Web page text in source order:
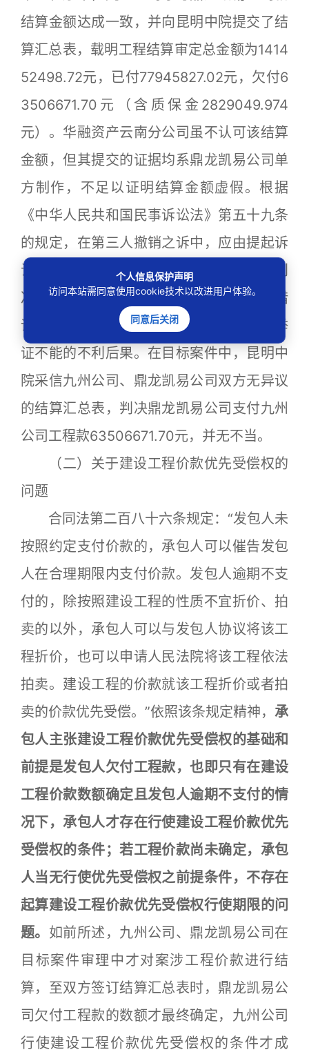
结算金额达成一致，并向昆明中院提交了结
算汇总表，载明工程结算审定总金额为1414
52498.72元，已付77945827.02元，欠付6
3506671.70元（含质保金2829049.974
元）。华融资产云南分公司虽不认可该结算
金额，但其提交的证据均系鼎龙凯易公司单
方制作，不足以证明结算金额虚假。根据
《中华人民共和国民事诉讼法》第五十九条
的规定，在第三人撤销之诉中，应由提起诉
讼的第三人举示证据证明发生法律效力的判
决、裁定、调解书的部分或者全部内容错
误。因此，应由华融资产云南分公司承担举
证不能的不利后果。在目标案件中，昆明中
院采信九州公司、鼎龙凯易公司双方无异议
的结算汇总表，判决鼎龙凯易公司支付九州
公司工程款63506671.70元，并无不当。
（二）关于建设工程价款优先受偿权的
问题
合同法第二百八十六条规定：“发包人未
按照约定支付价款的，承包人可以催告发包
人在合理期限内支付价款。发包人逾期不支
付的，除按照建设工程的性质不宜折价、拍
卖的以外，承包人可以与发包人协议将该工
程折价，也可以申请人民法院将该工程依法
拍卖。建设工程的价款就该工程折价或者拍
卖的价款优先受偿。”依照该条规定精神， 承
包人主张建设工程价款优先受偿权的基础和
前提是发包人欠付工程款，也即只有在建设
工程价款数额确定且发包人逾期不支付的情
况下，承包人才存在行使建设工程价款优先
受偿权的条件；若工程价款尚未确定，承包
人当无行使优先受偿权之前提条件，不存在
起算建设工程价款优先受偿权行使期限的问
题。 如前所述，九州公司、鼎龙凯易公司在
目标案件审理中才对案涉工程价款进行结
算，至双方签订结算汇总表时，鼎龙凯易公
司欠付工程款的数额才最终确定，九州公司
行使建设工程价款优先受偿权的条件才成
个人信息保护声明
访问本站需同意使用cookie技术以改进用户体验。
同意后关闭